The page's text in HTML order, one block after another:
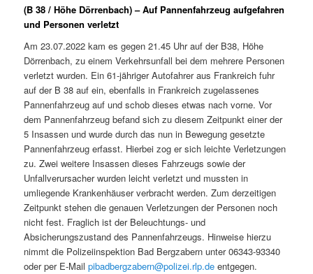
(B 38 / Höhe Dörrenbach) – Auf Pannenfahrzeug aufgefahren
und Personen verletzt
Am 23.07.2022 kam es gegen 21.45 Uhr auf der B38, Höhe
Dörrenbach, zu einem Verkehrsunfall bei dem mehrere Personen
verletzt wurden. Ein 61-jähriger Autofahrer aus Frankreich fuhr
auf der B 38 auf ein, ebenfalls in Frankreich zugelassenes
Pannenfahrzeug auf und schob dieses etwas nach vorne. Vor
dem Pannenfahrzeug befand sich zu diesem Zeitpunkt einer der
5 Insassen und wurde durch das nun in Bewegung gesetzte
Pannenfahrzeug erfasst. Hierbei zog er sich leichte Verletzungen
zu. Zwei weitere Insassen dieses Fahrzeugs sowie der
Unfallverursacher wurden leicht verletzt und mussten in
umliegende Krankenhäuser verbracht werden. Zum derzeitigen
Zeitpunkt stehen die genauen Verletzungen der Personen noch
nicht fest. Fraglich ist der Beleuchtungs- und
Absicherungszustand des Pannenfahrzeugs. Hinweise hierzu
nimmt die Polizeiinspektion Bad Bergzabern unter 06343-93340
oder per E-Mailpibadbergzabern@polizei.rlp.de entgegen.